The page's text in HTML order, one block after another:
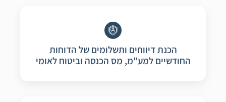
הכנת דיווחים ותשלומים של הדוחות
החודשיים למע"מ, מס הכנסה וביטוח לאומי